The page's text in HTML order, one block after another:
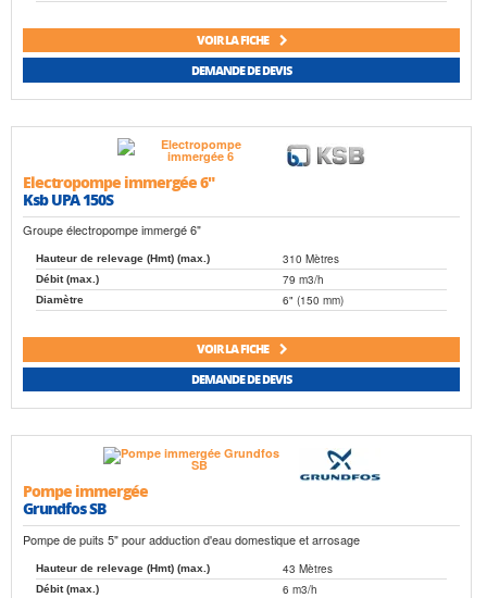
VOIR LA FICHE
DEMANDE DE DEVIS
Electropompe immergée 6"
Ksb UPA 150S
Groupe électropompe immergé 6"
Hauteur de relevage (Hmt) (max.) 310 Mètres
Débit (max.) 79 m3/h
Diamètre 6" (150 mm)
VOIR LA FICHE
DEMANDE DE DEVIS
Pompe immergée
Grundfos SB
Pompe de puits 5" pour adduction d'eau domestique et arrosage
Hauteur de relevage (Hmt) (max.) 43 Mètres
Débit (max.) 6 m3/h